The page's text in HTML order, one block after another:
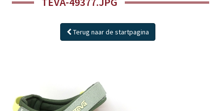
Terug naar de startpagina